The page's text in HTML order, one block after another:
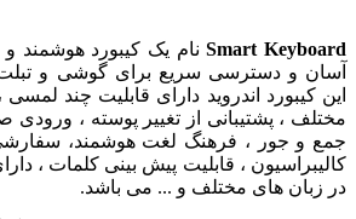
Smart Keyboardنام یک کیبورد هوشمند و
آسان و دسترسی سریع برای گوشی و تبلت
این کیبورد اندروید دارای قابلیت چند لمسی
جمع و جور ، فرهنگ لغت هوشمند،
کالیبراسیون ، قابلیت پیش بینی کلمات ،
در زبان های مختلف و ... می باشد.